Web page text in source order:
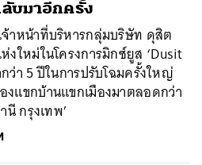
ลับมาอีกครั้ง
าหน้าที่บริหารกลุ่มบริษัท ดุสิต
งใหม่ในโครงการมิกซ์ยูส ‘Dusit
ว่า 5 ปีในการปรับโฉมครั้งใหญ่
งแขกบ้านแขกเมืองมาตลอดกว่า
กรุงเทพ’